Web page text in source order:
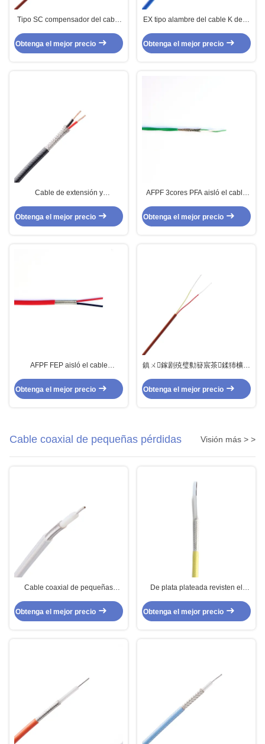
Tipo SC compensador del cable
temperatura hasta 1000 grados
Obtenga el mejor precio
EX tipo alambre del cable K de la
extensión para la instrumentación
Obtenga el mejor precio
Cable de extensión y
NX
Obtenga el mejor precio
AFPF 3cores PFA aisló el cable
para el alambre de ventaja
Obtenga el mejor precio
AFPF FEP aisló el cable
termopar para los sensores
Obtenga el mejor precio
鎮ㄨ鎵剧殑璧勬簮宸茶鍒犻櫎銆
Obtenga el mejor precio
Cable coaxial de pequeñas pérdidas Visión más > >
Cable coaxial de pequeñas
temperatura para la
instrumentación
Obtenga el mejor precio
De plata plateada revisten el
equipo de comunicación
Obtenga el mejor precio